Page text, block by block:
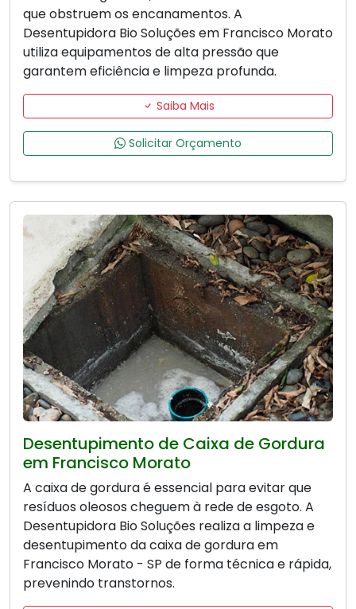
que obstruem os encanamentos. A
Desentupidora Bio Soluções em Francisco Morato
utiliza equipamentos de alta pressão que
garantem eficiência e limpeza profunda.
Saiba Mais
Solicitar Orçamento
Desentupimento de Caixa de Gordura
em Francisco Morato
A caixa de gordura é essencial para evitar que
resíduos oleosos cheguem à rede de esgoto. A
Desentupidora Bio Soluções realiza a limpeza e
desentupimento da caixa de gordura em
Francisco Morato - SP de forma técnica e rápida,
prevenindo transtornos.